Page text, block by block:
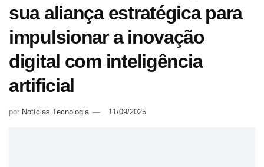
sua aliança estratégica para
impulsionar a inovação
digital com inteligência
artificial
por Notícias Tecnologia 11/09/2025